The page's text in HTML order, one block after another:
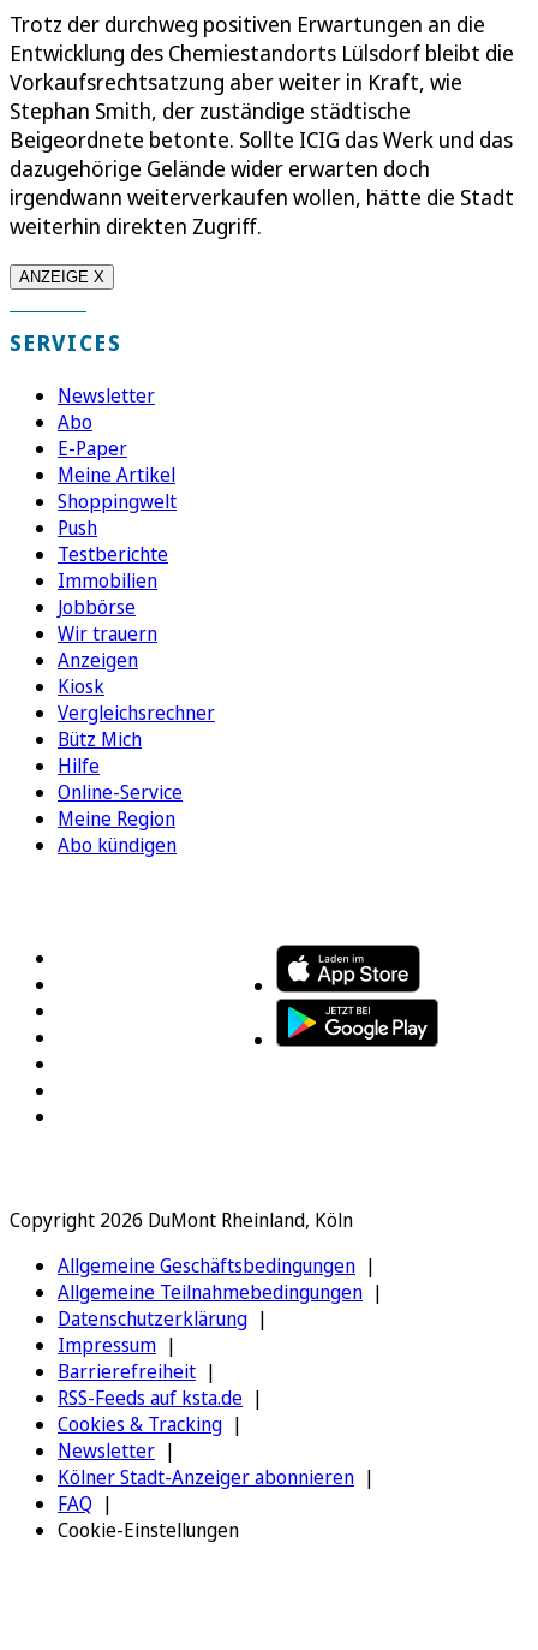
Trotz der durchweg positiven Erwartungen an die
Entwicklung des Chemiestandorts Lülsdorf bleibt die
Vorkaufsrechtsatzung aber weiter in Kraft, wie
Stephan Smith, der zuständige städtische
Beigeordnete betonte. Sollte ICIG das Werk und das
dazugehörige Gelände wider erwarten doch
irgendwann weiterverkaufen wollen, hätte die Stadt
weiterhin direkten Zugriff.
ANZEIGE X
SERVICES
Newsletter
Abo
E-Paper
Meine Artikel
Shoppingwelt
Push
Testberichte
Immobilien
Jobbörse
Wir trauern
Anzeigen
Kiosk
Vergleichsrechner
Bütz Mich
Hilfe
Online-Service
Meine Region
Abo kündigen
Copyright 2026 DuMont Rheinland, Köln
Allgemeine Geschäftsbedingungen
Allgemeine Teilnahmebedingungen
Datenschutzerklärung
Impressum
Barrierefreiheit
RSS-Feeds auf ksta.de
Cookies & Tracking
Newsletter
Kölner Stadt-Anzeiger abonnieren
FAQ
Cookie-Einstellungen